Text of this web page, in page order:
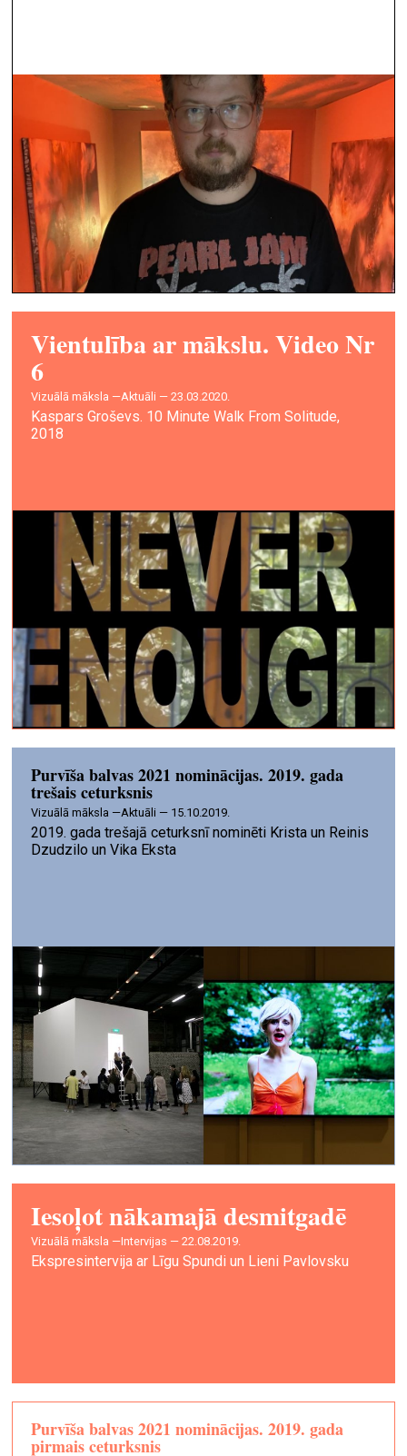
Vientulība ar mākslu. Video Nr
6
vizuālā māksla —Aktuāli — 23.03.2020.
Kaspars Groševs. 10 Minute Walk From Solitude,
2018
Purvīša balvas 2021 nominācijas. 2019. gada
trešais ceturksnis
vizuālā māksla —Aktuāli — 15.10.2019.
2019. gada trešajā ceturksnī nominēti Krista un Reinis
Dzudzilo un Vika Eksta
Iesoļot nākamajā desmitgadē
vizuālā māksla —Intervijas — 22.08.2019.
Ekspresintervija ar Līgu Spundi un Lieni Pavlovsku
Purvīša balvas 2021 nominācijas. 2019. gada
pirmais ceturksnis